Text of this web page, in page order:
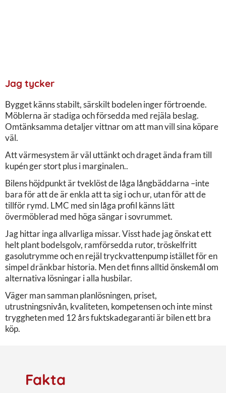
Jag tycker
Bygget känns stabilt, särskilt bodelen inger förtroende.
Möblerna är stadiga och försedda med rejäla beslag.
Omtänksamma detaljer vittnar om att man vill sina köpare
väl.
Att värmesystem är väl uttänkt och draget ända fram till
kupén ger stort plus i marginalen..
Bilens höjdpunkt är tveklöst de låga långbäddarna –inte
bara för att de är enkla att ta sig i och ur, utan för att de
tillför rymd. LMC med sin låga profil känns lätt
övermöblerad med höga sängar i sovrummet.
Jag hittar inga allvarliga missar. Visst hade jag önskat ett
helt plant bodelsgolv, ramförsedda rutor, tröskelfritt
gasolutrymme och en rejäl tryckvattenpump istället för en
simpel dränkbar historia. Men det finns alltid önskemål om
alternativa lösningar i alla husbilar.
Väger man samman planlösningen, priset,
utrustningsnivån, kvaliteten, kompetensen och inte minst
tryggheten med 12 års fuktskadegaranti är bilen ett bra
köp.
Fakta